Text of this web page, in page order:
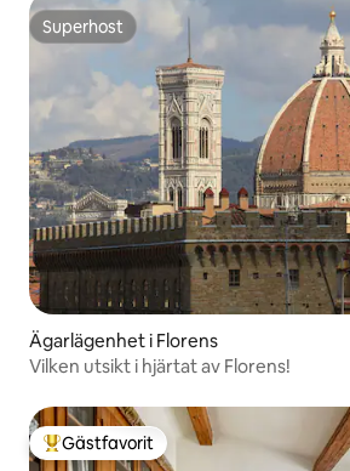
Superhost
Superhost
Ägarlägenhet i Florens
Vilken utsikt i hjärtat av Florens!
Populär gästfavorit
Gästfavorit